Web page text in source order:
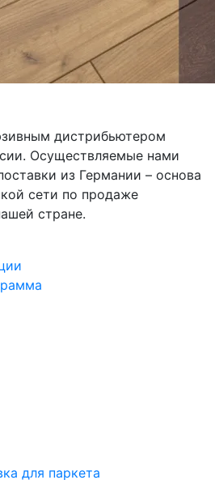
дистрибьютером
Осуществляемые нами
из Германии – основа
сети по продаже
стране.
для паркета